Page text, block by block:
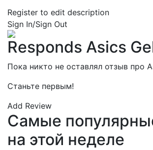
Register to edit description
Sign In/Sign Out
Responds Asics
Пока никто не оставлял отзыв про
Станьте первым!
Add Review
Самые
на этой неделе